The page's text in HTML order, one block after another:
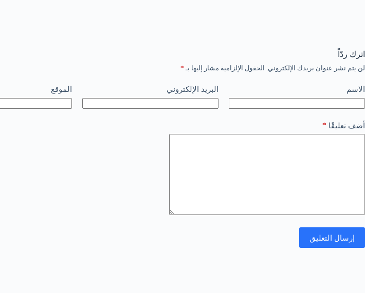
اترك ردّاً
لن يتم نشر عنوان بريدك الإلكتروني. الحقول الإلزامية مشار إليها بـ *
الاسم البريد الإلكتروني الموقع
أضف تعليقًا *
إرسال التعليق